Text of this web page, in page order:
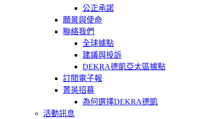
公正承諾
願景與使命
聯絡我們
全球據點
建議與投訴
DEKRA德凱亞太區據點
訂閱電子報
菁英招募
為何選擇DEKRA德凱
活動訊息